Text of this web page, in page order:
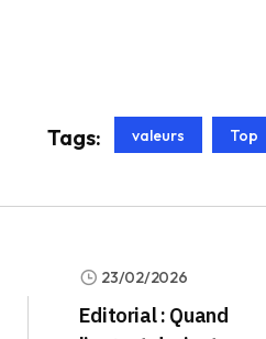
Tags: valeurs Top
23/02/2026
Editorial : Quand